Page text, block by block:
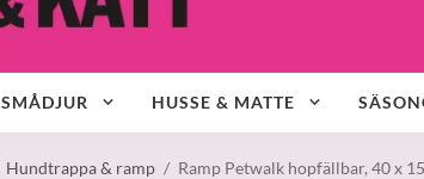
SMÅDJUR HUSSE & MATTE
Hundtrappa & ramp / Ramp Petwalk hopfällbar, 40 x